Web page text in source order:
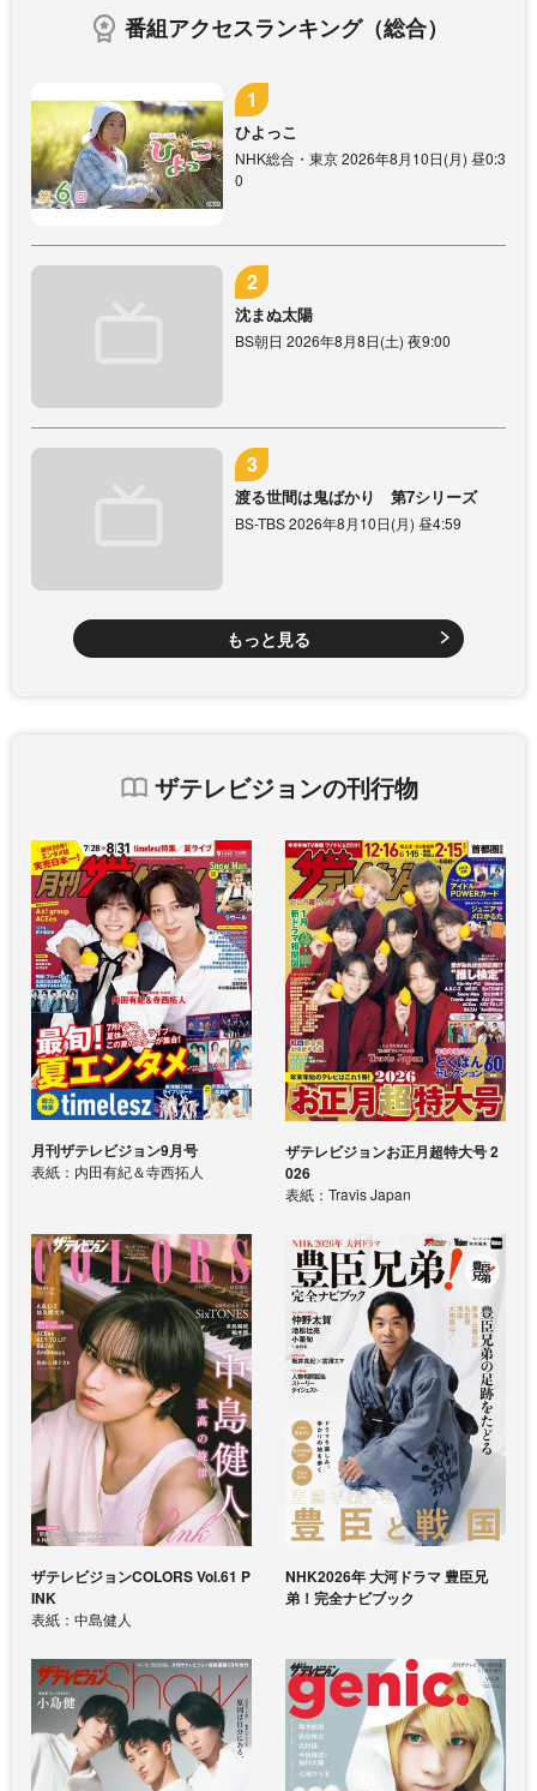
番組アクセスランキング（総合）
ひよっこ
NHK総合・東京 2026年8月10日(月) 昼0:3
0
沈まぬ太陽
BS朝日 2026年8月8日(土) 夜9:00
渡る世間は鬼ばかり 第7シリーズ
BS-TBS 2026年8月10日(月) 昼4:59
もっと見る
ザテレビジョンの刊行物
月刊ザテレビジョン9月号
表紙：内田有紀＆寺西拓人
ザテレビジョンお正月超特大号 2
026
表紙：Travis Japan
ザテレビジョンCOLORS Vol.61 P
INK
表紙：中島健人
NHK2026年 大河ドラマ 豊臣兄
弟！完全ナビブック